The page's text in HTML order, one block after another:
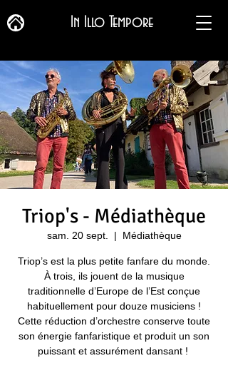
In Illo Tempore
Triop's - Médiathèque
sam. 20 sept.
  |
Médiathèque
Triop’s est la plus petite fanfare du monde.
À trois, ils jouent de la musique
traditionnelle d’Europe de l’Est conçue
habituellement pour douze musiciens !
Cette réduction d’orchestre conserve toute
son énergie fanfaristique et produit un son
puissant et assurément dansant ! ​